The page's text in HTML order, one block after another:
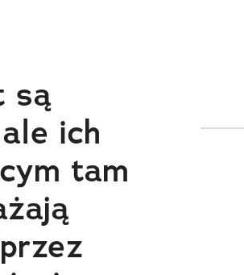
są
ich
tam